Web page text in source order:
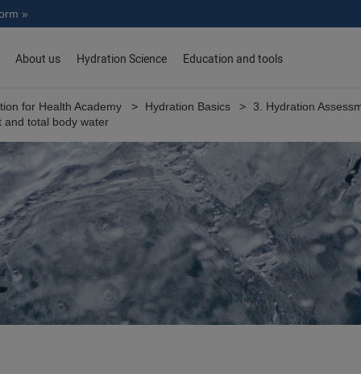
»
About us Hydration Science Education and tools
for Health Academy Hydration Basics 3. Hydration
and total body water